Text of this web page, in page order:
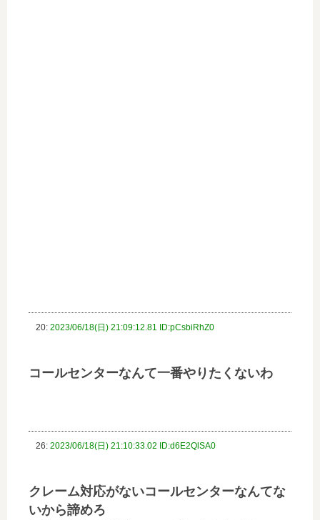
20: 2023/06/18(日) 21:09:12.81 ID:pCsbiRhZ0
コールセンターなんて一番やりたくないわ
26: 2023/06/18(日) 21:10:33.02 ID:d6E2QlSA0
クレーム対応がないコールセンターなんてな
いから諦めろ